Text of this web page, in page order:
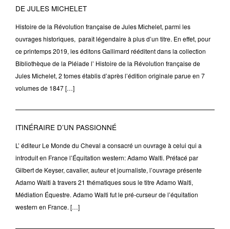
DE JULES MICHELET
Histoire de la Révolution française de Jules Michelet, parmi les
ouvrages historiques, paraît légendaire à plus d’un titre. En effet, pour
ce printemps 2019, les éditons Gallimard rééditent dans la collection
Bibliothèque de la Pléiade l’ Histoire de la Révolution française de
Jules Michelet, 2 tomes établis d’après l’édition originale parue en 7
volumes de 1847 […]
ITINÉRAIRE D’UN PASSIONNÉ
L’ éditeur Le Monde du Cheval a consacré un ouvrage à celui qui a
introduit en France l’Équitation western: Adamo Walti. Préfacé par
Gilbert de Keyser, cavalier, auteur et journaliste, l’ouvrage présente
Adamo Walti à travers 21 thématiques sous le titre Adamo Walti,
Médiation Équestre. Adamo Walti fut le pré-curseur de l’équitation
western en France. […]